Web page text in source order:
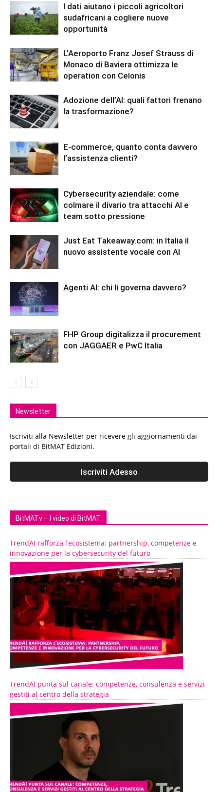
I dati aiutano i piccoli agricoltori
sudafricani a cogliere nuove
opportunità
L’Aeroporto Franz Josef Strauss di
Monaco di Baviera ottimizza le
operation con Celonis
Adozione dell’AI: quali fattori frenano
la trasformazione?
E-commerce, quanto conta davvero
l’assistenza clienti?
Cybersecurity aziendale: come
colmare il divario tra attacchi AI e
team sotto pressione
Just Eat Takeaway.com: in Italia il
nuovo assistente vocale con AI
Agenti AI: chi li governa davvero?
FHP Group digitalizza il procurement
con JAGGAER e PwC Italia
Newsletter
Iscriviti alla Newsletter per ricevere gli aggiornamenti dai
portali di BitMAT Edizioni.
BitMATv – I video di BitMAT
TrendAI rafforza l’ecosistema: partnership, competenze e
innovazione per la cybersecurity del futuro
TrendAI punta sul canale: competenze, consulenza e servizi
gestiti al centro della strategia